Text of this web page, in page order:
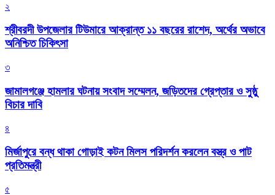
২
শ্রীবরদী উপজেলার টিউমারে আক্রান্ত ১১ বছরের রাশেদ, অর্থের অভাবে
অনিশ্চিত চিকিৎসা
৩
জামালগঞ্জে হামলার ঘটনায় সংবাদ সম্মেলন, জড়িতদের গ্রেপ্তার ও সুষ্ঠু
বিচার দাবি
৪
মির্জাপুরে বন্ধ থাকা গোড়াই কটন মিলস পরিদর্শন করলেন বস্ত্র ও পাট
প্রতিমন্ত্রী
৫